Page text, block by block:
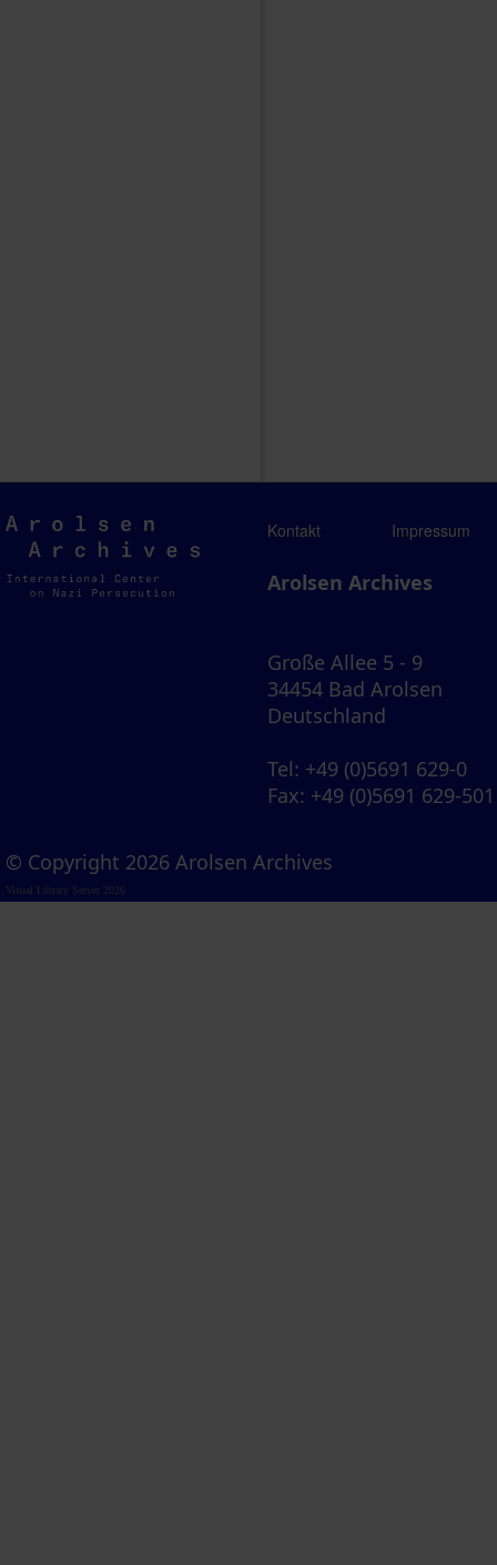
Arolsen
Archives
Kontakt Impressum
Arolsen Archives
Große Allee 5 - 9
34454 Bad Arolsen
Deutschland
Tel: +49 (0)5691 629-0
Fax: +49 (0)5691 629-501
© Copyright 2026 Arolsen Archives
Visual Library Server 2026